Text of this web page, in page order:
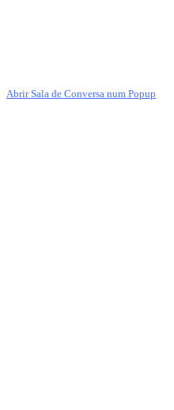
Abrir Sala de Conversa num Popup